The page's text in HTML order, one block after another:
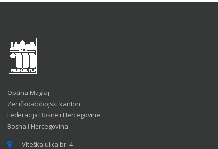
Općina Maglaj
Zeničko-dobojski kanton
Federacija Bosne i Hercegovine
Bosna i Hercegovina
Viteška ulica br. 4